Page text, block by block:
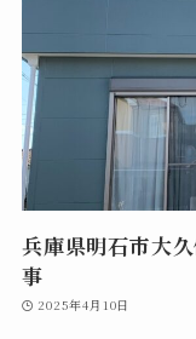
兵庫県明石市大
事
2025年4月10日